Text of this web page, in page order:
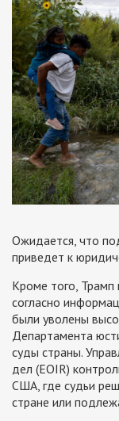
Ожидается, что
приведет к
Кроме того, Трамп
согласно
были уволены
Департамента
суды страны.
дел (EOIR)
США, где судьи
стране или